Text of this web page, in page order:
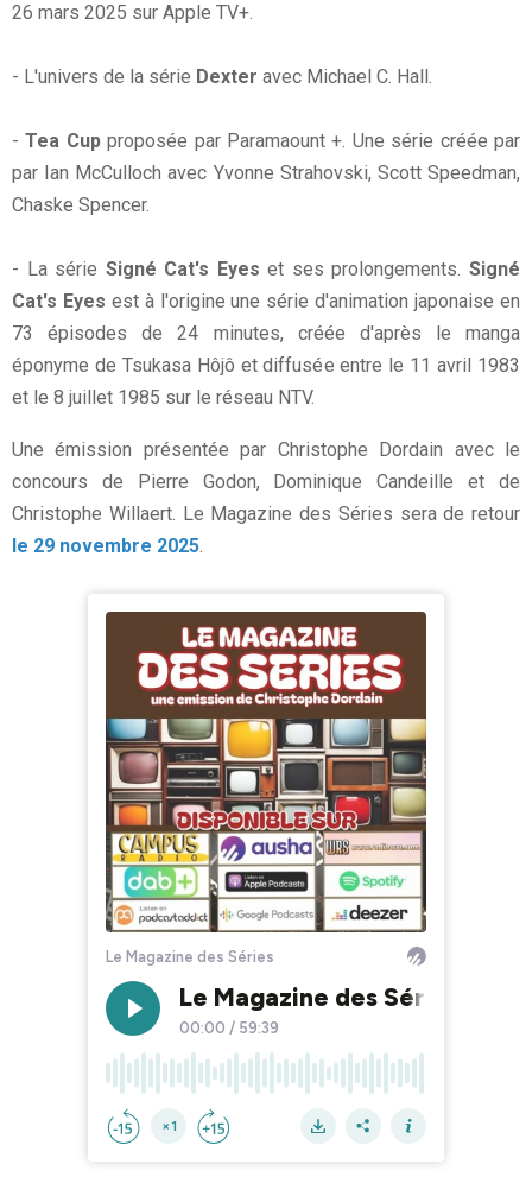
26 mars 2025 sur Apple TV+.
- L'univers de la série Dexter avec Michael C. Hall.
-Tea Cupproposée par Paramaount +. Une série créée par
par Ian McCulloch avec Yvonne Strahovski, Scott Speedman,
Chaske Spencer.
- La série Signé Cat's Eyes et ses prolongements. Signé
Cat's Eyes est à l'origine une série d'animation japonaise en
73 épisodes de 24 minutes, créée d'après le manga
éponyme de Tsukasa Hôjô et diffusée entre le 11 avril 1983
et le 8 juillet 1985 sur le réseau NTV.
Une émission présentée par Christophe Dordain avec le
concours de Pierre Godon, Dominique Candeille et de
Christophe Willaert. Le Magazine des Séries sera de retour
le 29 novembre 2025.